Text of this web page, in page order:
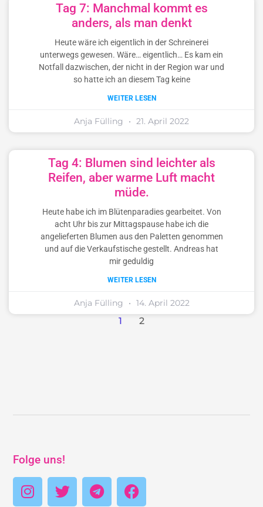
Tag 7: Manchmal kommt es
anders, als man denkt
Heute wäre ich eigentlich in der Schreinerei
unterwegs gewesen. Wäre… eigentlich… Es kam ein
Notfall dazwischen, der nicht in der Region war und
so hatte ich an diesem Tag keine
WEITER LESEN
Anja Fülling 21. April 2022
Tag 4: Blumen sind leichter als
Reifen, aber warme Luft macht
müde.
Heute habe ich im Blütenparadies gearbeitet. Von
acht Uhr bis zur Mittagspause habe ich die
angelieferten Blumen aus den Paletten genommen
und auf die Verkaufstische gestellt. Andreas hat
mir geduldig
WEITER LESEN
Anja Fülling 14. April 2022
1 2
Folge uns!